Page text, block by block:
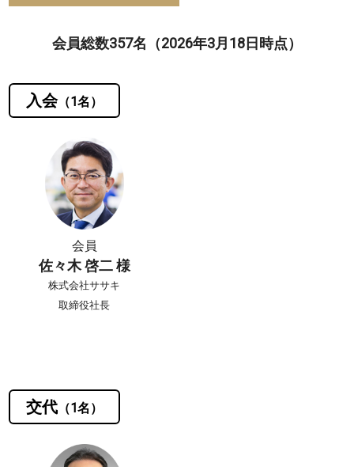
会員総数357名（2026年3月18日時点）
入会（1名）
会員
佐々木 啓二 様
株式会社ササキ
取締役社長
交代 （1名）